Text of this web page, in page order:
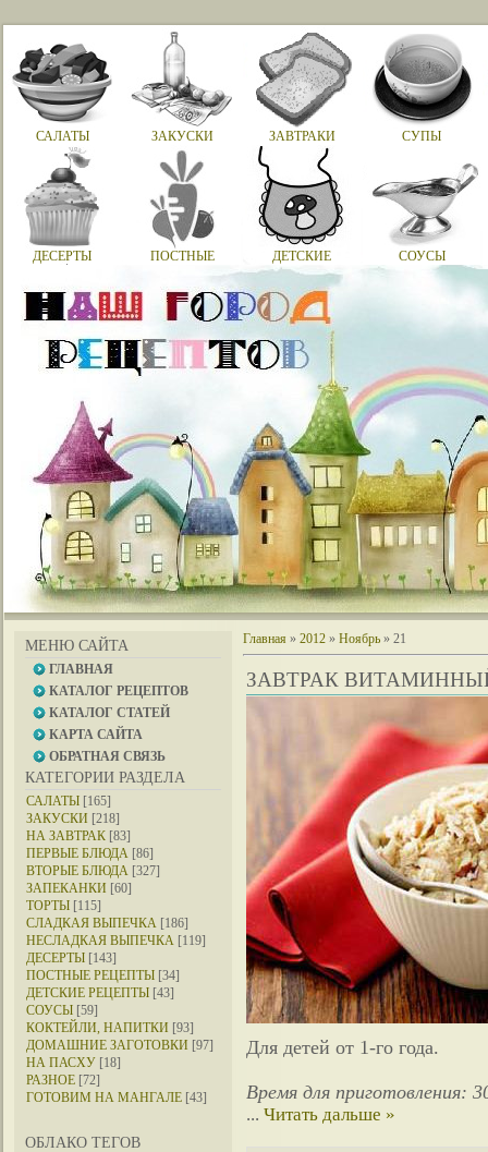
САЛАТЫ ЗАКУСКИ ЗАВТРАКИ СУПЫ
ДЕСЕРТЫ ПОСТНЫЕ ДЕТСКИЕ СОУСЫ
МЕНЮ САЙТА
ГЛАВНАЯ
КАТАЛОГ РЕЦЕПТОВ
КАТАЛОГ СТАТЕЙ
КАРТА САЙТА
ОБРАТНАЯ СВЯЗЬ
КАТЕГОРИИ РАЗДЕЛА
САЛАТЫ [165]
ЗАКУСКИ [218]
НА ЗАВТРАК [83]
ПЕРВЫЕ БЛЮДА [86]
ВТОРЫЕ БЛЮДА [327]
ЗАПЕКАНКИ [60]
ТОРТЫ [115]
СЛАДКАЯ ВЫПЕЧКА [186]
НЕСЛАДКАЯ ВЫПЕЧКА [119]
ДЕСЕРТЫ [143]
ПОСТНЫЕ РЕЦЕПТЫ [34]
ДЕТСКИЕ РЕЦЕПТЫ [43]
СОУСЫ [59]
КОКТЕЙЛИ, НАПИТКИ [93]
ДОМАШНИЕ ЗАГОТОВКИ [97]
НА ПАСХУ [18]
РАЗНОЕ [72]
ГОТОВИМ НА МАНГАЛЕ [43]
ОБЛАКО ТЕГОВ
Главная » 2012 » Ноябрь » 21
ЗАВТРАК
Для детей от 1-го года.
Время для приготовления:
... Читать дальше »